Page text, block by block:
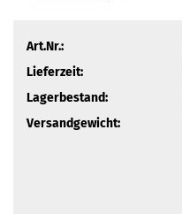
Art.Nr.:
Lieferzeit:
Lagerbestand:
Versandgewicht: